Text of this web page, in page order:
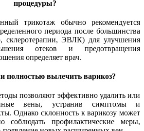
процедуры?
трикотаж обычно рекомендуется
периода после большинства
склеротерапии, ЭВЛК) для улучшения
отеков и предотвращения
определяет врач.
полностью вылечить варикоз?
позволяют эффективно удалить или
вены, устранив симптомы и
Однако склонность к варикозу может
соблюдать профилактические меры,